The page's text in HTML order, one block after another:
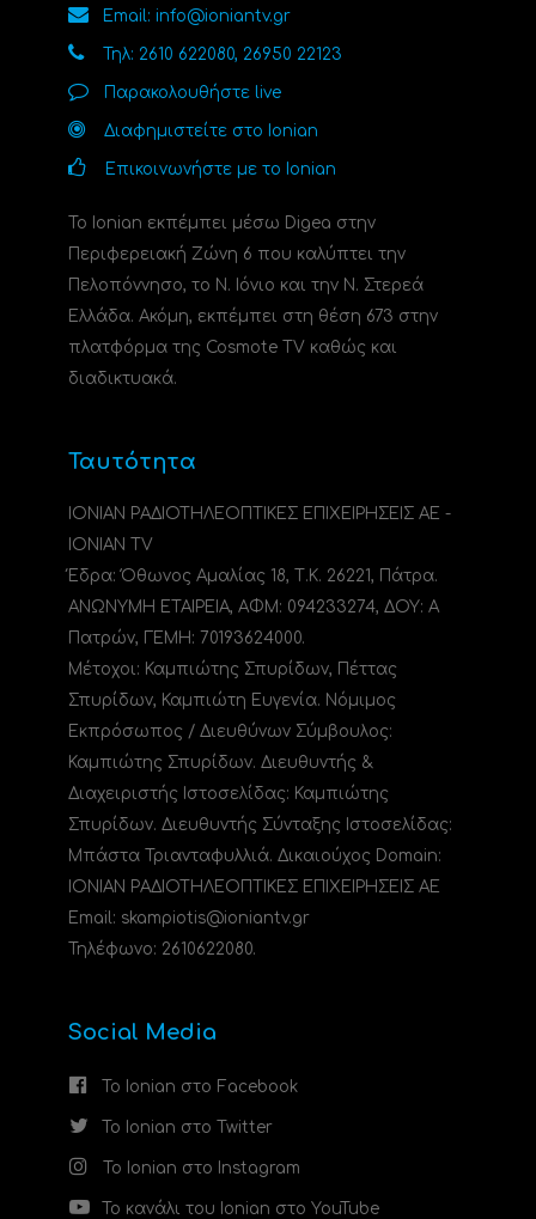
Email: info@ioniantv.gr
Τηλ: 2610 622080, 26950 22123
Παρακολουθήστε live
Διαφημιστείτε στο Ionian
Επικοινωνήστε με το Ionian
Το Ionian εκπέμπει μέσω Digea στην
Περιφερειακή Ζώνη 6 που καλύπτει την
Πελοπόννησο, το N. Ιόνιο και την Ν. Στερεά
Ελλάδα. Ακόμη, εκπέμπει στη θέση 673 στην
πλατφόρμα της Cosmote TV καθώς και
διαδικτυακά.
Ταυτότητα
ΙΟΝΙΑΝ ΡΑΔΙΟΤΗΛΕΟΠΤΙΚΕΣ ΕΠΙΧΕΙΡΗΣΕΙΣ ΑΕ -
IONIAN TV
Έδρα: Όθωνος Αμαλίας 18, Τ.Κ. 26221, Πάτρα.
ΑΝΩΝΥΜΗ ΕΤΑΙΡΕΙΑ, ΑΦΜ: 094233274, ΔΟΥ: A
Πατρών, ΓΕΜΗ: 70193624000.
Μέτοχοι: Καμπιώτης Σπυρίδων, Πέττας
Σπυρίδων, Καμπιώτη Ευγενία. Νόμιμος
Εκπρόσωπος / Διευθύνων Σύμβουλος:
Καμπιώτης Σπυρίδων. Διευθυντής &
Διαχειριστής Ιστοσελίδας: Καμπιώτης
Σπυρίδων. Διευθυντής Σύνταξης Ιστοσελίδας:
Μπάστα Τριανταφυλλιά. Δικαιούχος Domain:
ΙΟΝΙΑΝ ΡΑΔΙΟΤΗΛΕΟΠΤΙΚΕΣ ΕΠΙΧΕΙΡΗΣΕΙΣ ΑΕ
Email: skampiotis@ioniantv.gr
Τηλέφωνο: 2610622080.
Social Media
Το Ionian στο Facebook
Το Ionian στο Twitter
Το Ionian στο Instagram
Το κανάλι του Ionian στο YouTube